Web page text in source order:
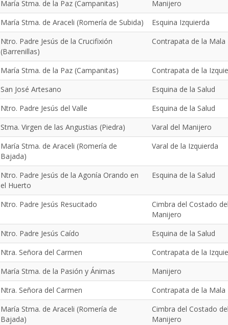
María Stma. de la Paz (Campanitas)
Manijero
María Stma. de Araceli (Romería de Subida)
Esquina Izquierda
Ntro. Padre Jesús de la Crucifixión
(Barrenillas)
Contrapata de la Mala
María Stma. de la Paz (Campanitas)
Contrapata de la
San José Artesano
Esquina de la Salud
Ntro. Padre Jesús del Valle
Esquina de la Salud
Stma. Virgen de las Angustias (Piedra)
Varal del Manijero
María Stma. de Araceli (Romería de
Bajada)
Varal de la Izquierda
Ntro. Padre Jesús de la Agonía Orando en
el Huerto
Esquina de la Salud
Ntro. Padre Jesús Resucitado
Cimbra del Costado del
Manijero
Ntro. Padre Jesús Caído
Esquina de la Salud
Ntra. Señora del Carmen
Contrapata de la
María Stma. de la Pasión y Ánimas
Manijero
Ntra. Señora del Carmen
Contrapata de la Mala
María Stma. de Araceli (Romería de
Bajada)
Cimbra del Costado del
Manijero